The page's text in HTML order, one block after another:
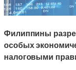
Филиппины
особых
налоговыми